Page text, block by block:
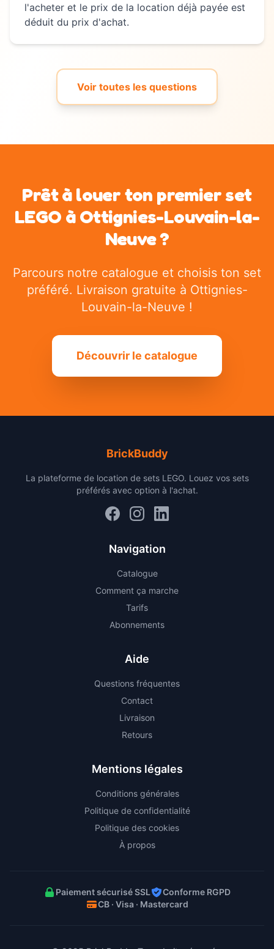
l'acheter et le prix de la location déjà payée est
déduit du prix d'achat.
Voir toutes les questions
Prêt à louer ton premier set
LEGO àOttignies-Louvain-la-
Neuve?
Parcours notre catalogue et choisis ton set
préféré. Livraison gratuite à Ottignies-
Louvain-la-Neuve !
Découvrir le catalogue
BrickBuddy
La plateforme de location de sets LEGO. Louez vos sets
préférés avec option à l'achat.
Navigation
Catalogue
Comment ça marche
Tarifs
Abonnements
Aide
Questions fréquentes
Contact
Livraison
Retours
Mentions légales
Conditions générales
Politique de confidentialité
Politique des cookies
À propos
Paiement sécurisé SSL
Conforme RGPD
CB · Visa · Mastercard